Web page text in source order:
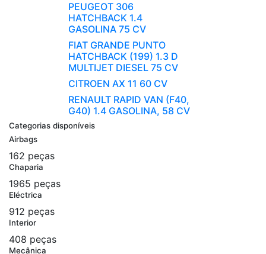
PEUGEOT 306
HATCHBACK 1.4
GASOLINA 75 CV
FIAT GRANDE PUNTO
HATCHBACK (199) 1.3 D
MULTIJET DIESEL 75 CV
CITROEN AX 11 60 CV
RENAULT RAPID VAN (F40,
G40) 1.4 GASOLINA, 58 CV
Categorias disponíveis
Airbags
162 peças
Chaparia
1965 peças
Eléctrica
912 peças
Interior
408 peças
Mecânica